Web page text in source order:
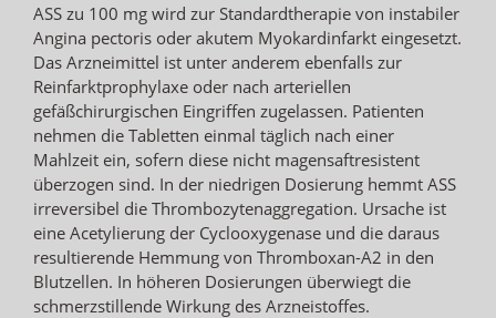
ASS zu 100 mg wird zur Standardtherapie von instabiler
Angina pectoris oder akutem Myokardinfarkt eingesetzt.
Das Arzneimittel ist unter anderem ebenfalls zur
Reinfarktprophylaxe oder nach arteriellen
gefäßchirurgischen Eingriffen zugelassen. Patienten
nehmen die Tabletten einmal täglich nach einer
Mahlzeit ein, sofern diese nicht magensaftresistent
überzogen sind. In der niedrigen Dosierung hemmt ASS
irreversibel die Thrombozytenaggregation. Ursache ist
eine Acetylierung der Cyclooxygenase und die daraus
resultierende Hemmung von Thromboxan-A2 in den
Blutzellen. In höheren Dosierungen überwiegt die
schmerzstillende Wirkung des Arzneistoffes.